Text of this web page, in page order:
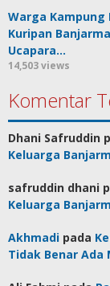
Warga Kampung
Kuripan
Ucapara…
14,503 views
Komentar
Dhani Safruddin
Keluarga
safruddin dhani
Keluarga
Akhmadi pada
Tidak Benar Ada